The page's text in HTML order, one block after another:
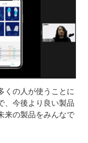
くの人が使うことに
、今後より良い製品
来の製品をみんなで